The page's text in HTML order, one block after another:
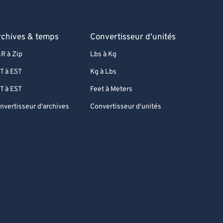
& temps
à Zip
à EST
à EST
d'archives
Convertisseur d'unités
Lbs à Kg
Kg à Lbs
Feet à Meters
Convertisseur d'unités